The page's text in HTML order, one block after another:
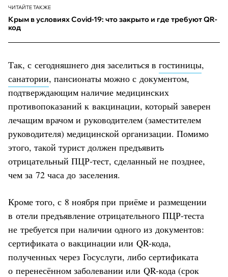
ЧИТАЙТЕ ТАКЖЕ
Крым в условиях Covid-19: что закрыто и где требуют QR-
код
Так, с сегодняшнего дня заселиться в гостиницы,
санатории, пансионаты можно с документом,
подтверждающим наличие медицинских
противопоказаний к вакцинации, который заверен
лечащим врачом и руководителем (заместителем
руководителя) медицинской организации. Помимо
этого, такой турист должен предъявить
отрицательный ПЦР-тест, сделанный не позднее,
чем за 72 часа до заселения.
Кроме того, с 8 ноября при приёме и размещении
в отели предъявление отрицательного ПЦР-теста
не требуется при наличии одного из документов:
сертификата о вакцинации или QR-кода,
полученных через Госуслуги, либо сертификата
о перенесённом заболевании или QR-кода (срок